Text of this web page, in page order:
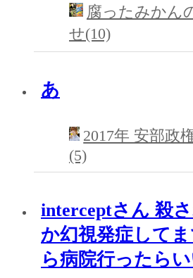
腐ったみかん
せ(10)
あ
2017年 安部政
(5)
interceptさん 殺
か幻視発症して
ら病院行ったらい